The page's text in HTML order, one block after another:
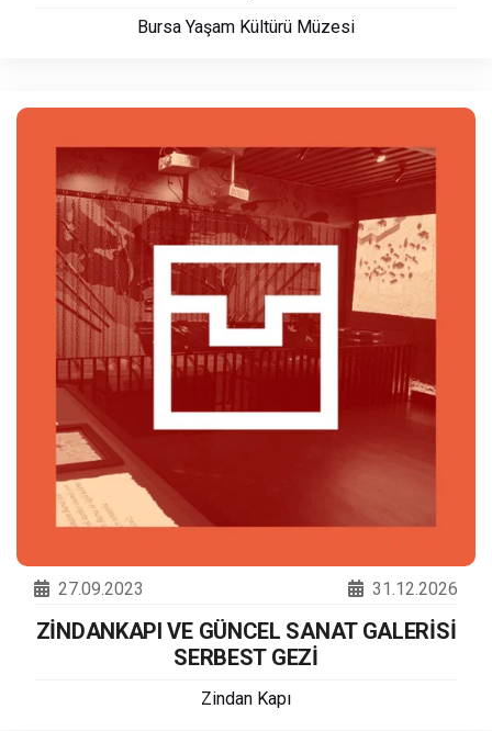
Bursa Yaşam Kültürü Müzesi
27.09.2023 31.12.2026
ZİNDANKAPI VE GÜNCEL SANAT GALERİSİ
SERBEST GEZİ
Zindan Kapı